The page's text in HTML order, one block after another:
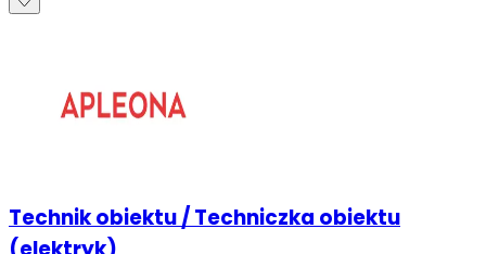
Technik obiektu / Techniczka obiektu